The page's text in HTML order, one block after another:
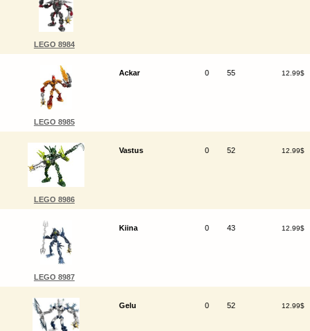
LEGO 8984
LEGO 8985
Ackar 0 55 12.99$
LEGO 8986
Vastus 0 52 12.99$
LEGO 8987
Kiina 0 43 12.99$
Gelu 0 52 12.99$